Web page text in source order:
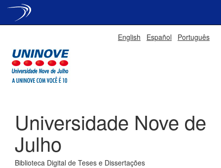
English Español Português
Universidade Nove de
Julho
Biblioteca Digital de Teses e Dissertações